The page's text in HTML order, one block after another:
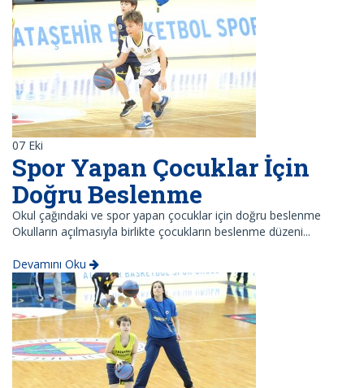
07 Eki
Spor Yapan Çocuklar İçin
Doğru Beslenme
Okul çağındaki ve spor yapan çocuklar için doğru beslenme
Okulların açılmasıyla birlikte çocukların beslenme düzeni...
Devamını Oku